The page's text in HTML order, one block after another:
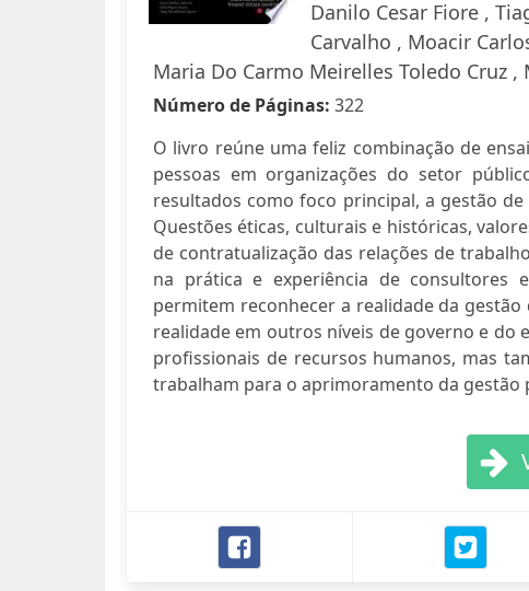
Danilo Cesar Fiore ,
Carvalho , Moacir
Maria Do Carmo Meirelles Toledo Cruz
Número de Páginas: 322
O livro reúne uma feliz combinação de
pessoas em organizações do setor
resultados como foco principal, a gestão
Questões éticas, culturais e históricas,
de contratualização das relações de
na prática e experiência de consultores
permitem reconhecer a realidade da
realidade em outros níveis de governo e do
profissionais de recursos humanos, mas
trabalham para o aprimoramento da gestão